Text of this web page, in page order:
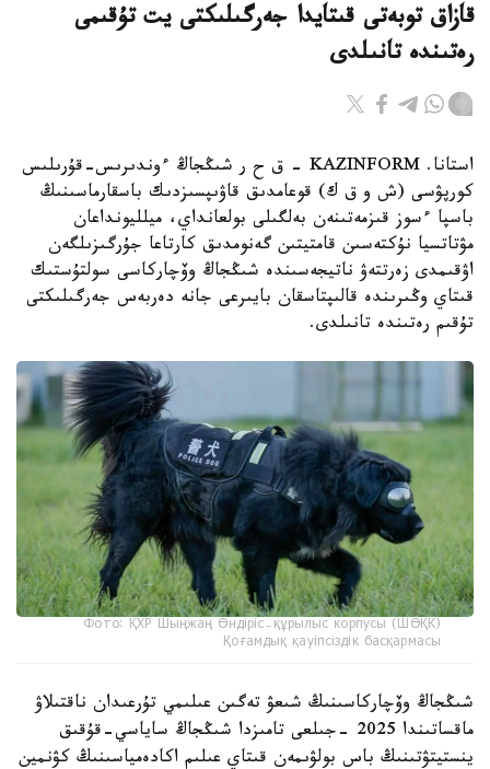
قازاق توبەتى قىتايدا جەرگىلىكتى يت تۇقىمى
رەتىندە تانىلدى
استانا. KAZINFORM – ق ح ر شىڭجاڭ ءوندىرىس-قۇرىلىس
كورپۋسى (ش و ق ك) قوعامدىق قاۋىپسىزدىك باسقارماسىنىڭ
باسپا ءسوز قىزمەتىنەن بەلگىلى بولعانداي، ميلليونداعان
مۋتاتسيا نۇكتەسىن قامتيتىن گەنومدىق كارتاعا جۇرگىزىلگەن
اۋقىمدى زەرتتەۋ ناتيجەسىندە شىڭجاڭ وۆچاركاسى سولتۇستىك
قىتاي وڭىرىندە قالىپتاسقان بايىرعى جانە دەربەس جەرگىلىكتى
تۇقىم رەتىندە تانىلدى.
Фото: ҚХР Шыңжаң Өндіріс-құрылыс корпусы (ШӨҚК)
Қоғамдық қауіпсіздік басқармасы
شىڭجاڭ وۆچاركاسىنىڭ شىعۋ تەگىن عىلىمي تۇرعىدان ناقتىلاۋ
ماقساتىندا 2025 -جىلعى تامىزدا شىڭجاڭ ساياسي-قۇقىق
ينستيتۋتىنىڭ باس بولۋىمەن قىتاي عىلىم اكادەمياسىنىڭ كۋنمين